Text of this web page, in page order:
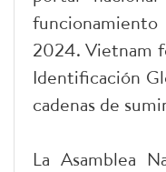
2024. Vietnam
Identificación
cadenas de
La Asamblea